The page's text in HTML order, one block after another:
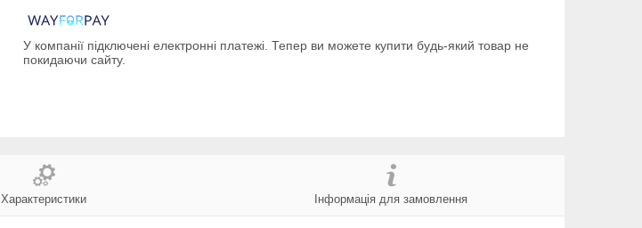
У компанії підключені електронні платежі. Тепер ви можете купити будь-який товар не
покидаючи сайту.
Характеристики Інформація для замовлення